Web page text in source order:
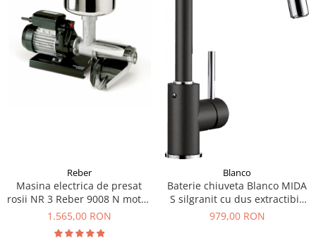
Reber
Masina electrica de presat
rosii NR 3 Reber 9008 N motor
prin inductie de 400W
1.565,00 RON
Blanco
Baterie chiuveta Blanco MIDA
S silgranit cu dus extractibil,
diferite culori
979,00 RON